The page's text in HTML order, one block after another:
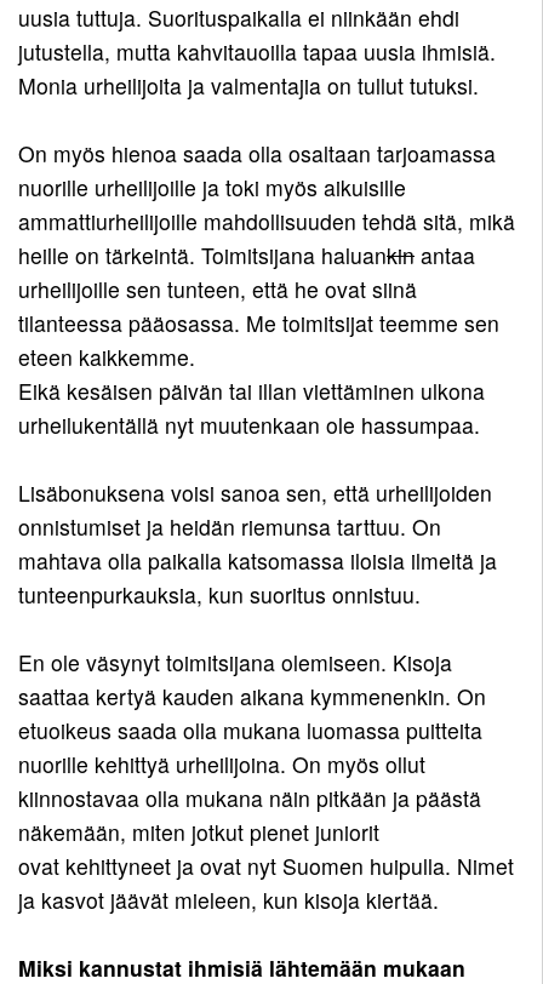
uusia tuttuja. Suorituspaikalla ei niinkään ehdi
jutustella, mutta kahvitauoilla tapaa uusia ihmisiä.
Monia urheilijoita ja valmentajia on tullut tutuksi.
On myös hienoa saada olla osaltaan tarjoamassa
nuorille urheilijoille ja toki myös aikuisille
ammattiurheilijoille mahdollisuuden tehdä sitä, mikä
heille on tärkeintä. Toimitsijana haluankin antaa
urheilijoille sen tunteen, että he ovat siinä
tilanteessa pääosassa. Me toimitsijat teemme sen
eteen kaikkemme.
Eikä kesäisen päivän tai illan viettäminen ulkona
urheilukentällä nyt muutenkaan ole hassumpaa.
Lisäbonuksena voisi sanoa sen, että urheilijoiden
onnistumiset ja heidän riemunsa tarttuu. On
mahtava olla paikalla katsomassa iloisia ilmeitä ja
tunteenpurkauksia, kun suoritus onnistuu.
En ole väsynyt toimitsijana olemiseen. Kisoja
saattaa kertyä kauden aikana kymmenenkin. On
etuoikeus saada olla mukana luomassa puitteita
nuorille kehittyä urheilijoina. On myös ollut
kiinnostavaa olla mukana näin pitkään ja päästä
näkemään, miten jotkut pienet juniorit
ovat kehittyneet ja ovat nyt Suomen huipulla. Nimet
ja kasvot jäävät mieleen, kun kisoja kiertää.
Miksi kannustat ihmisiä lähtemään mukaan